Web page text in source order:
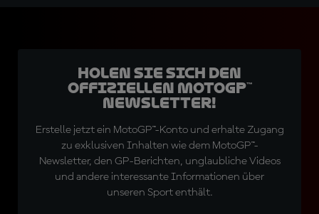
Holen Sie sich den
offiziellen MotoGP™
Newsletter!
Erstelle jetzt ein MotoGP™-Konto und erhalte Zugang
zu exklusiven Inhalten wie dem MotoGP™-
Newsletter, den GP-Berichten, unglaubliche Videos
und andere interessante Informationen über
unseren Sport enthält.